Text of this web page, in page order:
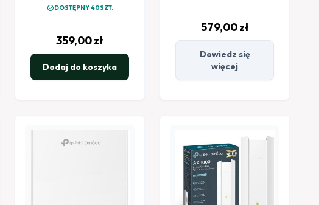
check_circleDOSTĘPNY 40SZT.
359,00zł
Dodaj do koszyka
579,00zł
Dowiedz się
więcej